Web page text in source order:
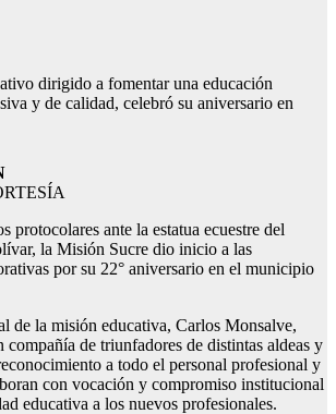
dirigido a fomentar una educación
y de calidad, celebró su aniversario en
protocolares ante la estatua ecuestre del
la Misión Sucre dio inicio a las
por su 22° aniversario en el municipio
de la misión educativa, Carlos Monsalve,
compañía de triunfadores de distintas aldeas y
a todo el personal profesional y
con vocación y compromiso institucional
educativa a los nuevos profesionales.